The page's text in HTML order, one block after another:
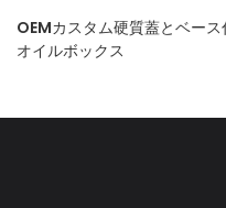
OEMカスタム硬質蓋とベー
オイルボックス